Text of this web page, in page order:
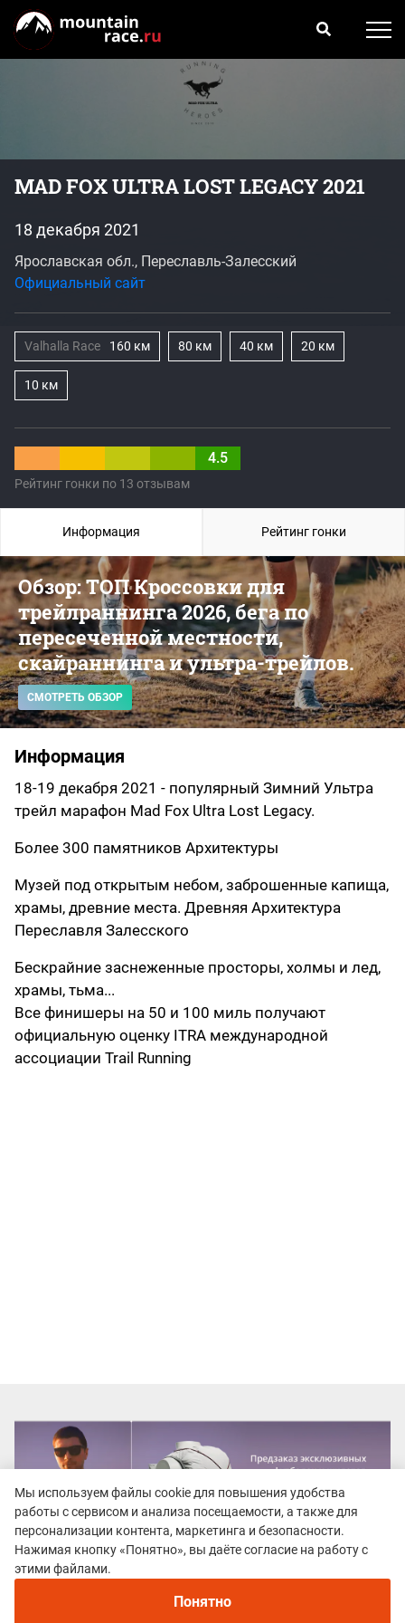
MAD FOX ULTRA LOST LEGACY 2021
4.5
Рейтинг гонки по 13 отзывам
18 декабря 2021
Ярославская обл., Переславль-Залесский
Официальный сайт
Valhalla Race 160 км 80 км 40 км 20 км
10 км
Обзор: ТОП Кроссовки для
трейлраннинга 2026, бега по
пересеченной местности,
скайраннинга и ультра-трейлов.
СМОТРЕТЬ ОБЗОР
Информация
18-19 декабря 2021 - популярный Зимний Ультра
трейл марафон Mad Fox Ultra Lost Legacy.
Более 300 памятников Архитектуры
Музей под открытым небом, заброшенные капища,
храмы, древние места. Древняя Архитектура
Переславля Залесского
Бескрайние заснеженные просторы, холмы и лед,
храмы, тьма...
Все финишеры на 50 и 100 миль получают
официальную оценку ITRA международной
ассоциации Trail Running
Информация Рейтинг гонки
Рекомендуем
Непромокаемые кроссовки для бега зимой и
трейлраннинга 2026. Для города и
Мы используем файлы cookie для повышения удобства
работы с сервисом и анализа посещаемости, а также для
персонализации контента, маркетинга и безопасности.
Нажимая кнопку «Понятно», вы даёте согласие на работу с
этими файлами.
Понятно